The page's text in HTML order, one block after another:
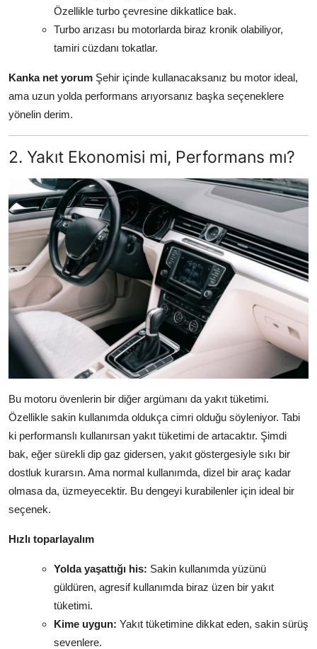
Özellikle turbo çevresine dikkatlice bak.
Turbo arızası bu motorlarda biraz kronik olabiliyor,
tamiri cüzdanı tokatlar.
Kanka net yorum Şehir içinde kullanacaksanız bu motor ideal,
ama uzun yolda performans arıyorsanız başka seçeneklere
yönelin derim.
2. Yakıt Ekonomisi mi, Performans mı?
Bu motoru övenlerin bir diğer argümanı da yakıt tüketimi.
Özellikle sakin kullanımda oldukça cimri olduğu söyleniyor. Tabi
ki performanslı kullanırsan yakıt tüketimi de artacaktır. Şimdi
bak, eğer sürekli dip gaz gidersen, yakıt göstergesiyle sıkı bir
dostluk kurarsın. Ama normal kullanımda, dizel bir araç kadar
olmasa da, üzmeyecektir. Bu dengeyi kurabilenler için ideal bir
seçenek.
Hızlı toparlayalım
Yolda yaşattığı his: Sakin kullanımda yüzünü
güldüren, agresif kullanımda biraz üzen bir yakıt
tüketimi.
Kime uygun: Yakıt tüketimine dikkat eden, sakin sürüş
sevenlere.